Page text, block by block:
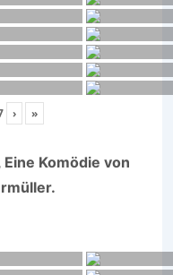
› »
Eine Komödie von